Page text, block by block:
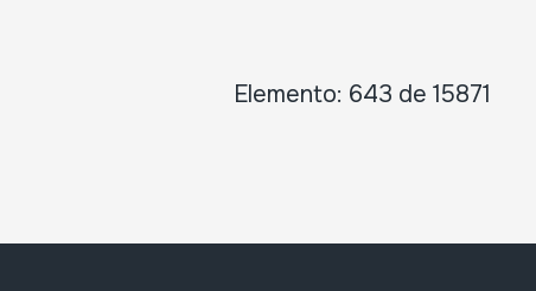
Elemento: 643 de 15871